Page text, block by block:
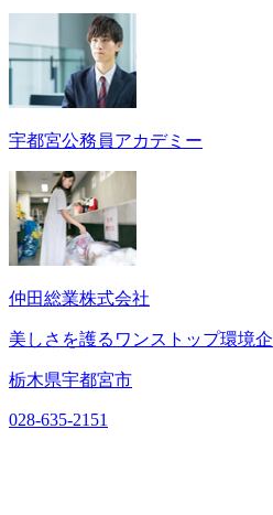
宇都宮公務員アカデミー
仲田総業株式会社
美しさを護るワンストップ環境
栃木県宇都宮市
028-635-2151